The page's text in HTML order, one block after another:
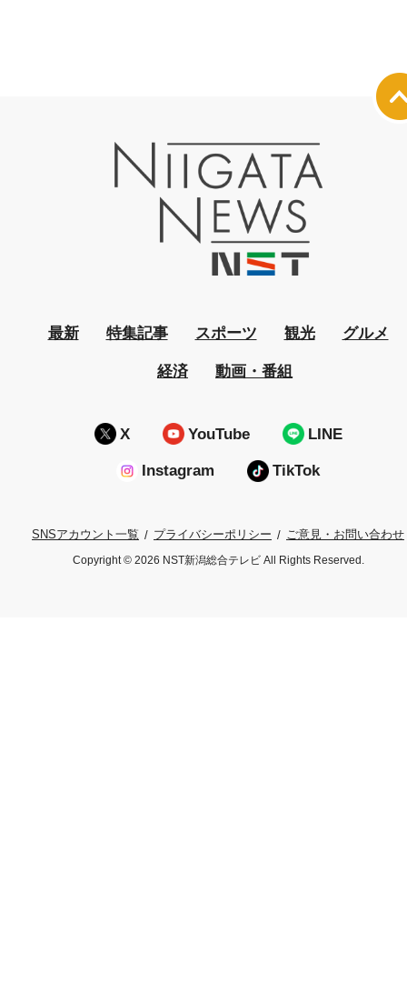
最新 特集記事 スポーツ 観光 グルメ
経済 動画・番組
X YouTube LINE
Instagram TikTok
SNSアカウント一覧 プライバシーポリシー ご意見・お問い合わせ
Copyright © 2026 NST新潟総合テレビ All Rights Reserved.